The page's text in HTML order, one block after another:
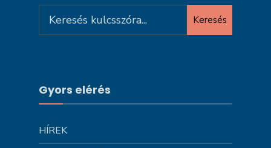
for:
Keresés
Gyors elérés
HÍREK